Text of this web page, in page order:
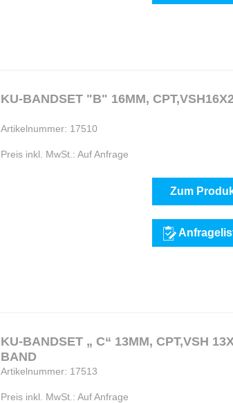
KU-BANDSET "B" 16MM,
Artikelnummer: 17510
Preis inkl. MwSt.: Auf Anfrage
Zum
KU-BANDSET „ C“ 13MM, CPT,VSH
BAND
Artikelnummer: 17513
Preis inkl. MwSt.: Auf Anfrage